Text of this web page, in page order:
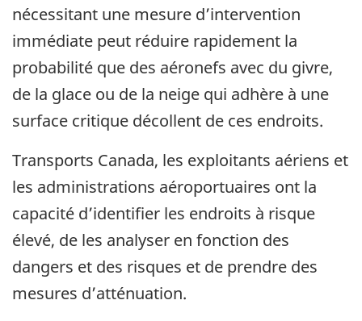
nécessitant une mesure d’intervention
immédiate peut réduire rapidement la
probabilité que des aéronefs avec du givre,
de la glace ou de la neige qui adhère à une
surface critique décollent de ces endroits.
Transports Canada, les exploitants aériens et
les administrations aéroportuaires ont la
capacité d’identifier les endroits à risque
élevé, de les analyser en fonction des
dangers et des risques et de prendre des
mesures d’atténuation.